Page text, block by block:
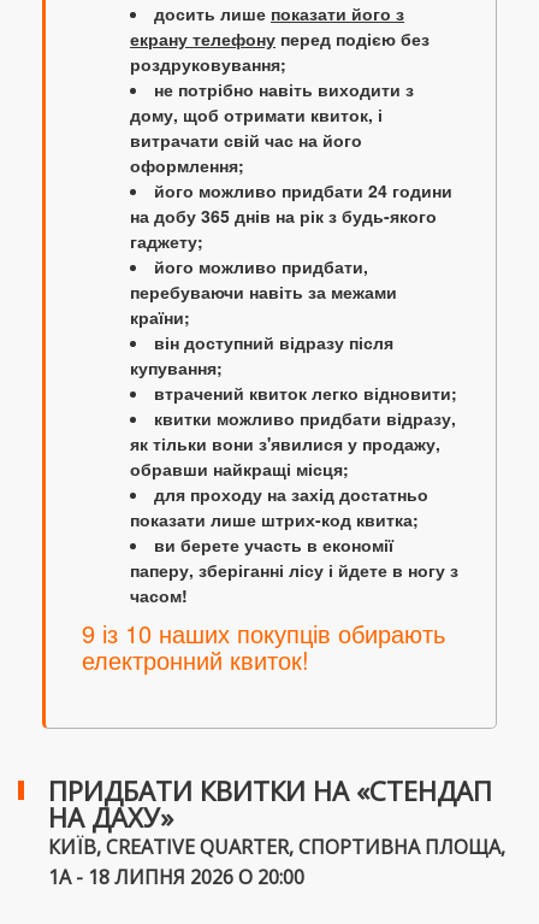
досить лише показати його з
екрану телефону перед подією без
роздруковування;
не потрібно навіть виходити з
дому, щоб отримати квиток, і
витрачати свій час на його
оформлення;
його можливо придбати 24 години
на добу 365 днів на рік з будь-якого
гаджету;
його можливо придбати,
перебуваючи навіть за межами
країни;
він доступний відразу після
купування;
втрачений квиток легко відновити;
квитки можливо придбати відразу,
як тільки вони з'явилися у продажу,
обравши найкращі місця;
для проходу на захід достатньо
показати лише штрих-код квитка;
ви берете участь в економії
паперу, зберіганні лісу і йдете в ногу з
часом!
9 із 10 наших покупців обирають
електронний квиток!
ПРИДБАТИ КВИТКИ НА «СТЕНДАП
НА ДАХУ»
КИЇВ, CREATIVE QUARTER, СПОРТИВНА ПЛОЩА,
1А - 18 ЛИПНЯ 2026 О 20:00